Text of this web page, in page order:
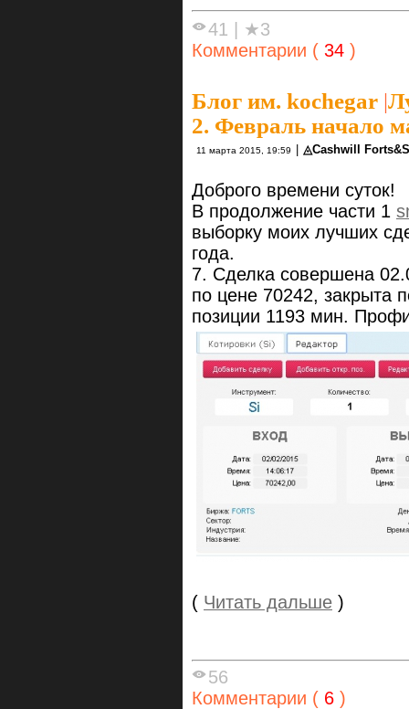
41
★3
Комментарии ( 34 )
Блог им. kochegar |
2. Февраль начало
11 марта 2015, 19:59 ◬Cashwill
Доброго времени суток!
В продолжение части 1
выборку моих лучших
года.
7. Сделка совершена
по цене 70242, закрыта
позиции 1193 мин.
( Читать дальше )
56
Комментарии ( 6 )